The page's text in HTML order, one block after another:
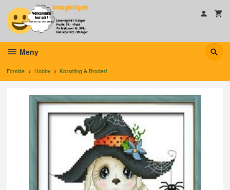
innholdet
Meny
Forside Hobby Korssting & Broderi